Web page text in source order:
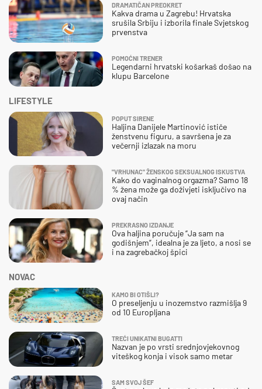
DRAMATIČAN PREOKRET
Kakva drama u Zagrebu! Hrvatska
srušila Srbiju i izborila finale Svjetskog
prvenstva
POMOĆNI TRENER
Legendarni hrvatski košarkaš došao na
klupu Barcelone
NOVAC
KAMO BI OTIŠLI?
O preseljenju u inozemstvo razmišlja 9
od 10 Europljana
TREĆI UNIKATNI BUGATTI
Nazvan je po vrsti srednjovjekovnog
viteškog konja i visok samo metar
SAM SVOJ ŠEF
LIFESTYLE
POPUT SIRENE
Haljina Danijele Martinović ističe
ženstvenu figuru, a savršena je za
večernji izlazak na moru
"VRHUNAC" ŽENSKOG SEKSUALNOG ISKUSTVA
Kako do vaginalnog orgazma? Samo 18
% žena može ga doživjeti isključivo na
ovaj način
PREKRASNO IZDANJE
Ova haljina poručuje “Ja sam na
godišnjem”, idealna je za ljeto, a nosi se
i na zagrebačkoj špici